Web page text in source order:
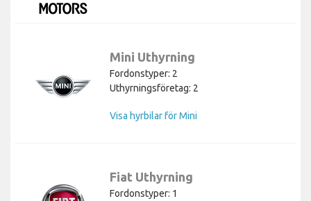
Mini Uthyrning
Fordonstyper: 2
Uthyrningsföretag: 2
Visa hyrbilar för Mini
Fiat Uthyrning
Fordonstyper: 1